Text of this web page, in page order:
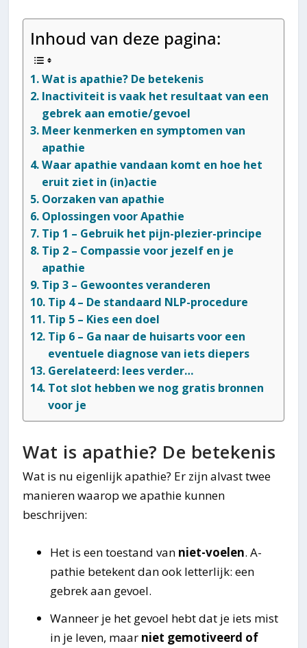
Inhoud van deze pagina:
Wat is apathie? De betekenis
Inactiviteit is vaak het resultaat van een
gebrek aan emotie/gevoel
Meer kenmerken en symptomen van
apathie
Waar apathie vandaan komt en hoe het
eruit ziet in (in)actie
Oorzaken van apathie
Oplossingen voor Apathie
Tip 1 – Gebruik het pijn-plezier-principe
Tip 2 – Compassie voor jezelf en je
apathie
Tip 3 – Gewoontes veranderen
Tip 4 – De standaard NLP-procedure
Tip 5 – Kies een doel
Tip 6 – Ga naar de huisarts voor een
eventuele diagnose van iets diepers
Gerelateerd: lees verder…
Tot slot hebben we nog gratis bronnen
voor je
Wat is apathie? De betekenis
Wat is nu eigenlijk apathie? Er zijn alvast twee
manieren waarop we apathie kunnen
beschrijven:
Het is een toestand van niet-voelen. A-
pathie betekent dan ook letterlijk: een
gebrek aan gevoel.
Wanneer je het gevoel hebt dat je iets mist
in je leven, maar niet gemotiveerd of